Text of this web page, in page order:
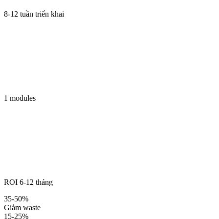
8-12 tuần triển khai
1 modules
ROI 6-12 tháng
35-50%
Giảm waste
15-25%